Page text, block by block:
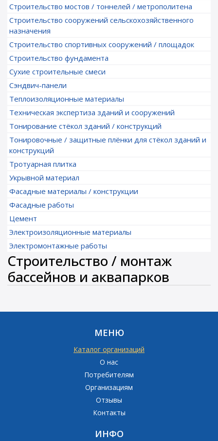
Строительство мостов / тоннелей / метрополитена
Строительство сооружений сельскохозяйственного
назначения
Строительство спортивных сооружений / площадок
Строительство фундамента
Сухие строительные смеси
Сэндвич-панели
Теплоизоляционные материалы
Техническая экспертиза зданий и сооружений
Тонирование стёкол зданий / конструкций
Тонировочные / защитные плёнки для стёкол зданий и
конструкций
Тротуарная плитка
Укрывной материал
Фасадные материалы / конструкции
Фасадные работы
Цемент
Электроизоляционные материалы
Электромонтажные работы
Строительство / монтаж
бассейнов и аквапарков
МЕНЮ
Каталог организаций
О нас
Потребителям
Организациям
Отзывы
Контакты
ИНФО